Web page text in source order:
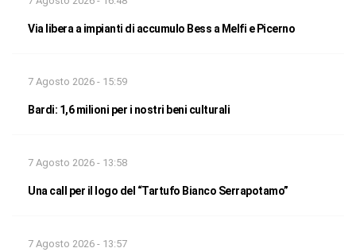
Via libera a impianti di accumulo Bess a Melfi e Picerno
7 Agosto 2026 - 15:59
Bardi: 1,6 milioni per i nostri beni culturali
7 Agosto 2026 - 13:58
Una call per il logo del “Tartufo Bianco Serrapotamo”
7 Agosto 2026 - 13:57